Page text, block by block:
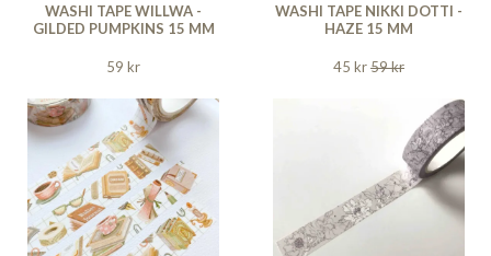
WASHI TAPE WILLWA -
GILDED PUMPKINS 15 MM
59 kr
WASHI TAPE NIKKI DOTTI -
HAZE 15 MM
45 kr59 kr